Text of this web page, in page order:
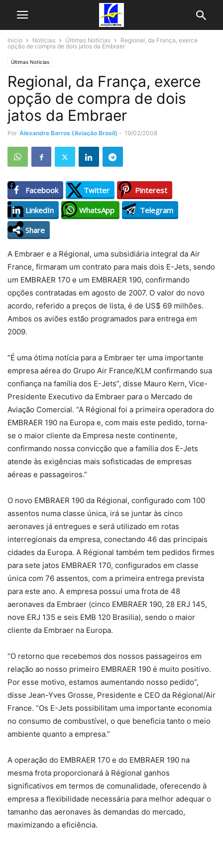
Início Notícias Últimas Noticias
Regional, da França, exerce
opção de compra de dois jatos da Embraer
Últimas Noticias
Regional, da França, exerce
opção de compra de dois
jatos da Embraer
Por Alexandre Barros (Aviação Brasil) - 19/02/2008
Facebook Twitter
Pinterest
LinkedIn
WhatsApp
Telegram
Share
A Embraer e a Régional, uma subsidiária integral da Air
France, firmaram um contrato para mais dois E-Jets, sendo
um EMBRAER 170 e um EMBRAER 190, confirmando
opções contratadas em agosto de 2007. O valor do novo
acordo, referido a preços de lista, é de US$ 69 milhões.
Ambos os aviões estão programados para entrega em
2009.
“É uma ótima notícia para a Embraer ter uma importante
empresa aérea do Grupo Air France/KLM confirmando sua
confiança na família dos E-Jets”, disse Mauro Kern, Vice-
Presidente Executivo da Embraer para o Mercado de
Aviação Comercial. “A Régional foi a primeira operadora do
EMBRAER 190 na Europa e, com mais este pedido, torna-
se o maior cliente da Empresa neste continente,
confirmando nossa convicção que a família dos E-Jets
atende às exigências mais sofisticadas de empresas
aéreas e passageiros.”
O novo EMBRAER 190 da Régional, configurado com 100
assentos numa classe única, irá se juntar às cinco
aeronaves já entregues e será utilizado em rotas
interregionais da empresa, conectando 46 das principais
cidades da Europa. A Régional também tem pedidos firmes
para sete jatos EMBRAER 170, configurados em classe
única com 76 assentos, com a primeira entrega prevista
para este ano. A empresa possui uma frota de 48
aeronaves da Embraer (cinco EMBRAER 190, 28 ERJ 145,
nove ERJ 135 e seis EMB 120 Brasilia), sendo o maior
cliente da Embraer na Europa.
“O retorno que recebemos dos nossos passageiros em
relação ao nosso primeiro EMBRAER 190 é muito positivo.
Por esse motivo, estamos aumentando nosso pedido”,
disse Jean-Yves Grosse, Presidente e CEO da Régional/Air
France. “Os E-Jets possibilitam uma importante economia
no consumo de combustível, o que beneficia tanto o meio
ambiente quanto a empresa.”
A operação do EMBRAER 170 e do EMBRAER 190 na
mesma frota proporcionará à Régional ganhos
significativos em termos de comunalidade, oferecendo à
empresa a flexibilidade necessária para melhor adequar o
tamanho das aeronaves às demandas do mercado,
maximizando a eficiência.